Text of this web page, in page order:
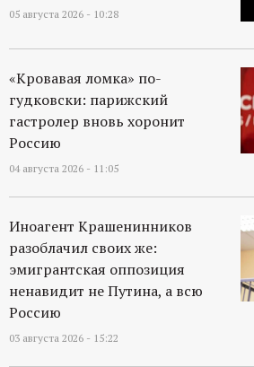
л
05 августа 2026 - 10:28
«Кровавая ломка» по-
гудковски: парижский
гастролер вновь хоронит
Россию
04 августа 2026 - 11:05
Иноагент Крашенинников
разоблачил своих же:
эмигрантская оппозиция
ненавидит не Путина, а всю
Россию
03 августа 2026 - 15:22